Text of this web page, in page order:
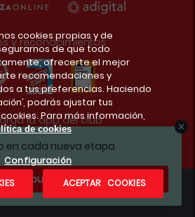
en cada nueva etapa
¿Te apuntas?
y reconocimientos:
la app del club
cookies propias y de
de que todo
ofrecerte el mejor
recomendaciones y
a tus preferencias. Haciendo
podrás ajustar tus
Para más información,
de cookies
Configuración
ACEPTAR COOKIES